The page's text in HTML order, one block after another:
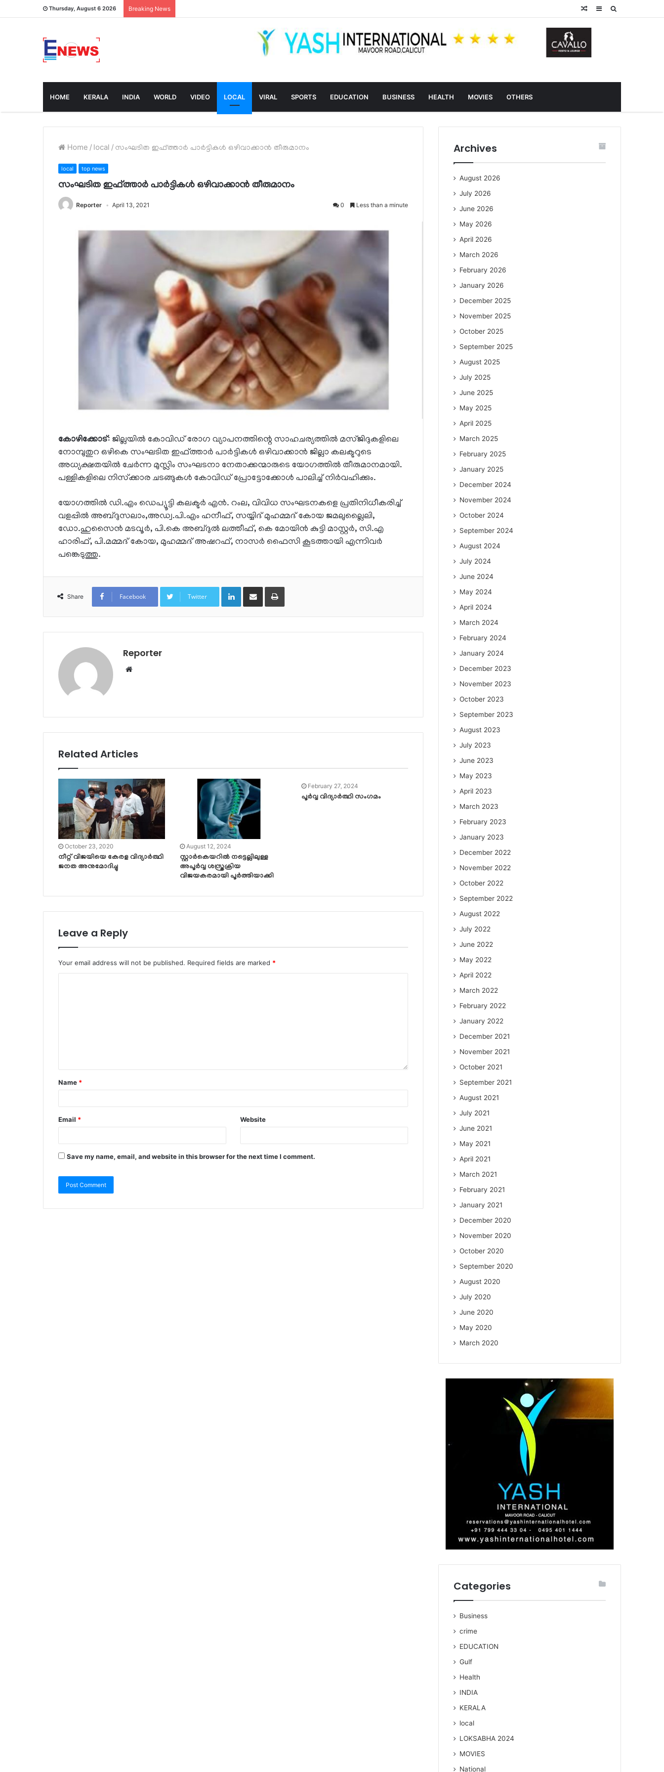
Thursday, August 6 2026 Breaking News Sidebar
Random
HOME KERALA INDIA WORLD VIDEO LOCAL VIRAL SPORTS EDUCATION BUSINESS HEALTH MOVIES OTHERS
Home / local / സംഘടിത ഇഫ്ത്താര്‍ പാര്‍ട്ടികള്‍ ഒഴിവാക്കാന്‍ തീരുമാനം
local top news
സംഘടിത ഇഫ്ത്താര്‍ പാര്‍ട്ടികള്‍ ഒഴിവാക്കാന്‍ തീരുമാനം
Reporter April 13, 2021 0 Less than a minute
കോഴിക്കോട്: ജില്ലയില്‍ കോവിഡ് രോഗ വ്യാപനത്തിന്റെ സാഹചര്യത്തില്‍ മസ്ജിദുകളിലെ
നോമ്പുതുറ ഒഴികെ സംഘടിത ഇഫ്ത്താര്‍ പാര്‍ട്ടികള്‍ ഒഴിവാക്കാന്‍ ജില്ലാ കലക്ടറുടെ
അധ്യക്ഷതയില്‍ ചേര്‍ന്ന മുസ്ലിം സംഘടനാ നേതാക്കന്മാരുടെ യോഗത്തില്‍ തീരുമാനമായി.
പള്ളികളിലെ നിസ്‌ക്കാര ചടങ്ങുകള്‍ കോവിഡ് പ്രോട്ടോക്കോള്‍ പാലിച്ച് നിര്‍വഹിക്കും.
യോഗത്തില്‍ ഡി.എം ഡെപ്യൂട്ടി കലക്ടര്‍ എന്‍. റംല, വിവിധ സംഘടനകളെ പ്രതിനിധീകരിച്ച്
വളപ്പില്‍ അബ്ദുസലാം,അഡ്വ.പി.എം ഹനീഫ്, സയ്യിദ് മുഹമ്മദ് കോയ ജമലുല്ലൈലി,
ഡോ.ഹുസൈന്‍ മടവൂര്‍, പി.കെ അബ്ദുല്‍ ലത്തീഫ്, കെ മോയിന്‍ കുട്ടി മാസ്റ്റര്‍, സി.എ
ഹാരിഫ്, പി.മമ്മദ് കോയ, മുഹമ്മദ് അഷറഫ്, നാസര്‍ ഫൈസി കൂടത്തായി എന്നിവര്‍
പങ്കെടുത്തു.
Share Facebook Twitter
LinkedInShare via Email Print
Reporter
Website
Related Articles
October 23, 2020
നീറ്റ് വിജയിയെ കേരള വിദ്യാർത്ഥി
ജനത അനുമോദിച്ചു
August 12, 2024
സ്റ്റാര്‍കെയറില്‍ നട്ടെല്ലിലുള്ള
അപൂര്‍വ്വ ശസ്ത്രക്രിയ
വിജയകരമായി പൂര്‍ത്തിയാക്കി
February 27, 2024
പൂർവ്വ വിദ്യാർത്ഥി സംഗമം
Leave a Reply
Your email address will not be published. Required fields are marked *
Name *
Email * Website
Save my name, email, and website in this browser for the next time I comment.
Archives
August 2026
July 2026
June 2026
May 2026
April 2026
March 2026
February 2026
January 2026
December 2025
November 2025
October 2025
September 2025
August 2025
July 2025
June 2025
May 2025
April 2025
March 2025
February 2025
January 2025
December 2024
November 2024
October 2024
September 2024
August 2024
July 2024
June 2024
May 2024
April 2024
March 2024
February 2024
January 2024
December 2023
November 2023
October 2023
September 2023
August 2023
July 2023
June 2023
May 2023
April 2023
March 2023
February 2023
January 2023
December 2022
November 2022
October 2022
September 2022
August 2022
July 2022
June 2022
May 2022
April 2022
March 2022
February 2022
January 2022
December 2021
November 2021
October 2021
September 2021
August 2021
July 2021
June 2021
May 2021
April 2021
March 2021
February 2021
January 2021
December 2020
November 2020
October 2020
September 2020
August 2020
July 2020
June 2020
May 2020
March 2020
Categories
Business
crime
EDUCATION
Gulf
Health
INDIA
KERALA
local
LOKSABHA 2024
MOVIES
National